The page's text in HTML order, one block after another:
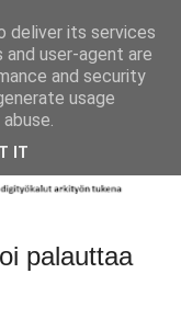
palauttaa
deliver its services
user-agent are
and security
usage
IT